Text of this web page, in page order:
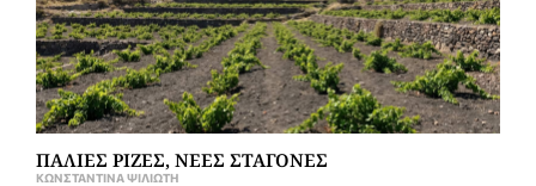
ΠΑΛΙΕΣ ΡΙΖΕΣ, ΝΕΕΣ ΣΤΑΓΟΝΕΣ
ΚΩΝΣΤΑΝΤΊΝΑ ΨΙΛΙΏΤΗ